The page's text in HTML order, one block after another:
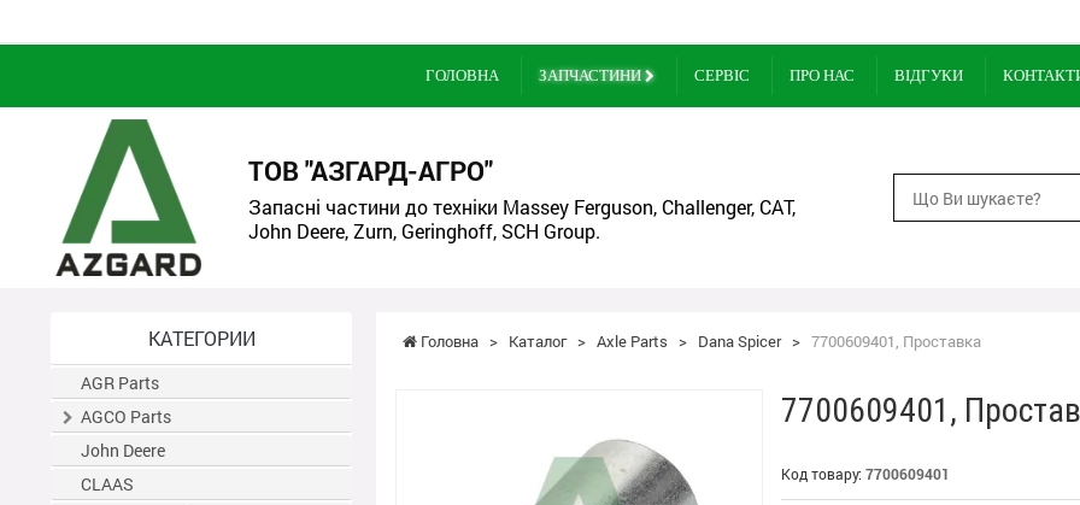
ГОЛОВНА ЗАПЧАСТИНИ СЕРВІС ПРО НАС ВІДГУКИ
ТОВ "АЗГАРД-АГРО"
Запасні частини до техніки Massey Ferguson, Challenger, CAT,
John Deere, Zurn, Geringhoff, SCH Group.
Головна > Каталог > Axle Parts > Dana Spicer > 7700609401, Проставка
7700609401,
Код товару: 7700609401
КАТЕГОРИИ
AGR Parts
AGCO Parts
John Deere
CLAAS